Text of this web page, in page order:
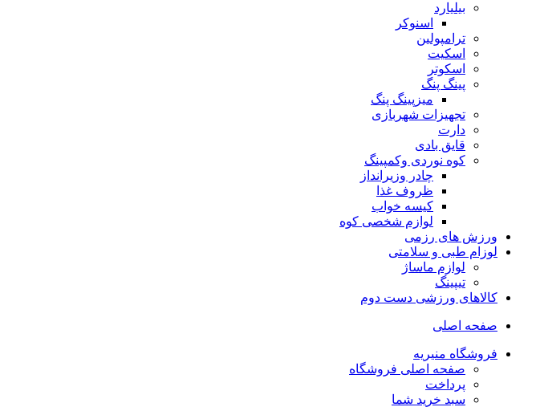
بیلیارد
اسنوکر
ترامپولین
اسکیت
اسکوتر
پینگ پنگ
میزپینگ پنگ
تجهیزات شهربازی
دارت
قایق بادی
کوه نوردی وکمپینگ
چادر وزیرانداز
ظروف غذا
کیسه خواب
لوازم شخصی کوه
ورزش های رزمی
لوزام طبی و سلامتی
لوازم ماساژ
تیپینگ
کالاهای ورزشی دست دوم
صفحه اصلی
فروشگاه منیریه
صفحه اصلی فروشگاه
پرداخت
سبد خرید شما